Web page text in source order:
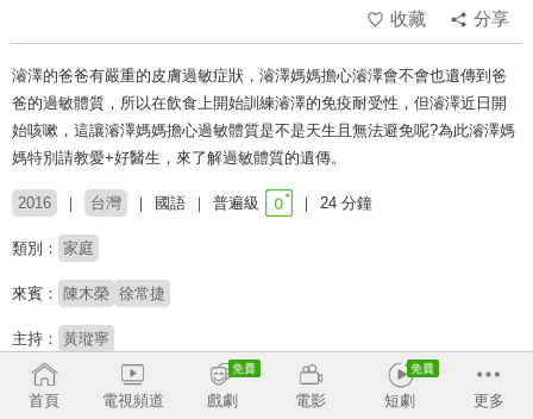
收藏
分享
濬澤的爸爸有嚴重的皮膚過敏症狀，濬澤媽媽擔心濬澤會不會也遺傳到爸
爸的過敏體質，所以在飲食上開始訓練濬澤的免疫耐受性，但濬澤近日開
始咳嗽，這讓濬澤媽媽擔心過敏體質是不是天生且無法避免呢?為此濬澤媽
媽特別請教愛+好醫生，來了解過敏體質的遺傳。
2016 台灣 國語 普遍級 24 分鐘
類別： 家庭
來賓： 陳木榮 徐常捷
主持： 黃瑽寧
# 健康保健
首頁
電視頻道 戲劇 電影 短劇 更多